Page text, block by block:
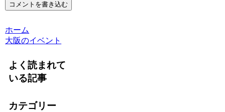
コメントを書き込む
ホーム
大阪のイベント
よく読まれて
いる記事
カテゴリー